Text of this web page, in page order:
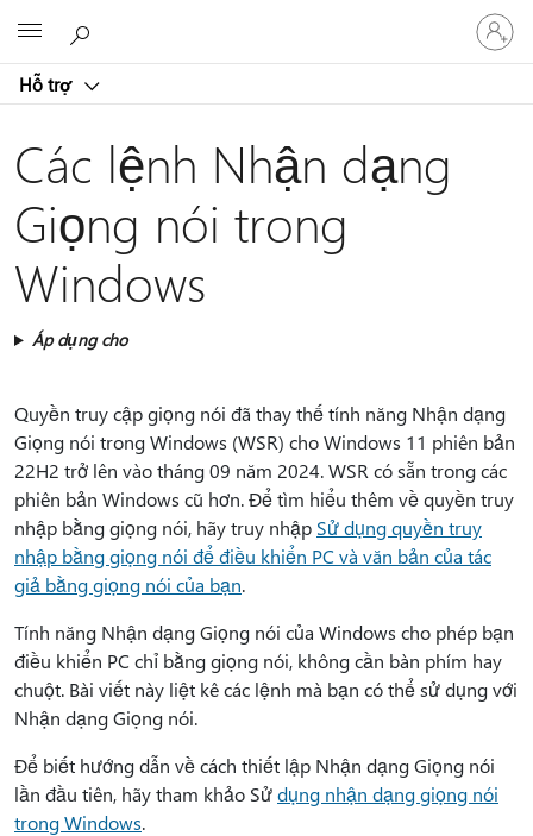
Hỗ trợ
Đăng
nhập
tài
Các lệnh Nhận dạng
Giọng nói trong
Windows
Áp dụng cho
Quyền truy cập giọng nói đã thay thế tính năng Nhận dạng
Giọng nói trong Windows (WSR) cho Windows 11 phiên bản
22H2 trở lên vào tháng 09 năm 2024. WSR có sẵn trong các
phiên bản Windows cũ hơn. Để tìm hiểu thêm về quyền truy
nhập bằng giọng nói, hãy truy nhập Sử dụng quyền truy
nhập bằng giọng nói để điều khiển PC và văn bản của tác
giả bằng giọng nói của bạn.
Tính năng Nhận dạng Giọng nói của Windows cho phép bạn
điều khiển PC chỉ bằng giọng nói, không cần bàn phím hay
chuột. Bài viết này liệt kê các lệnh mà bạn có thể sử dụng với
Nhận dạng Giọng nói.
Để biết hướng dẫn về cách thiết lập Nhận dạng Giọng nói
lần đầu tiên, hãy tham khảo Sửdụng nhận dạng giọng nói
trong Windows.